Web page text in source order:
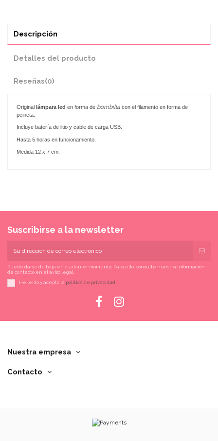
Descripción
Detalles del producto
Reseñas(0)
Original lámpara led en forma de bombilla con el filamento en forma de
peineta.
Incluye batería de litio y cable de carga USB.
Hasta 5 horas en funcionamiento.
Medida 12 x 7 cm.
Suscribirse a la newsletter
Puede darse de baja en cualquier momento. Para ello, consulte nuestra información
de contacto en el aviso legal.
He leído y acepto la política de privacidad
Nuestra empresa
Contacto